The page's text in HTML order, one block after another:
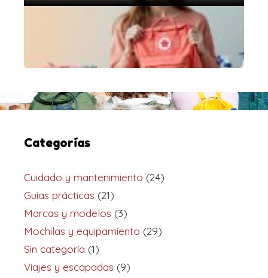
Categorías
Cuidado y mantenimiento (24)
Guías prácticas (21)
Marcas y modelos (3)
Mochilas y equipamiento (29)
Sin categoría (1)
Viajes y escapadas (9)